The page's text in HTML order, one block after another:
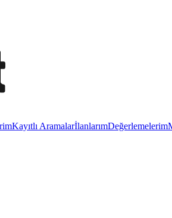
Kayıtlı AramalarİlanlarımDeğerlemelerim